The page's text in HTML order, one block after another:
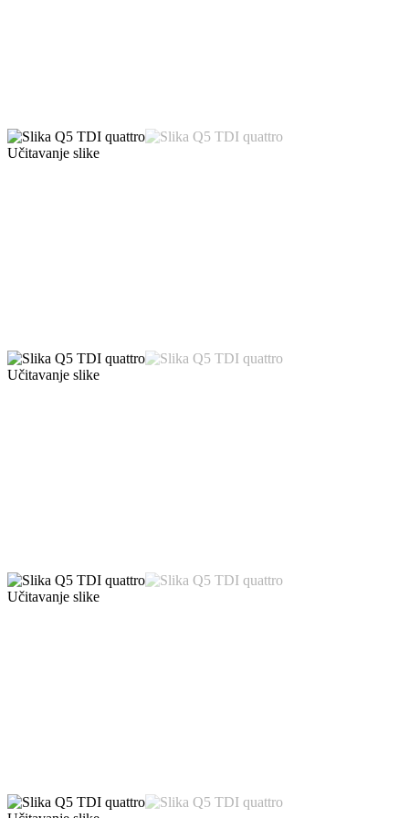
Učitavanje slike
Učitavanje slike
Učitavanje slike